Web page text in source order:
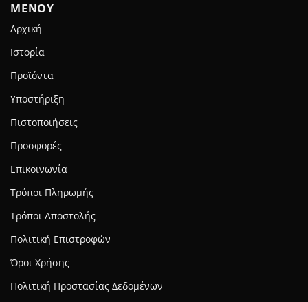
ΜΕΝΟΥ
Αρχική
Ιστορία
Προϊόντα
Υποστήριξη
Πιστοποιήσεις
Προσφορές
Επικοινωνία
Τρόποι Πληρωμής
Τρόποι Αποστολής
Πολιτική Επιστροφών
Όροι Χρήσης
Πολιτική Προστασίας Δεδομένων